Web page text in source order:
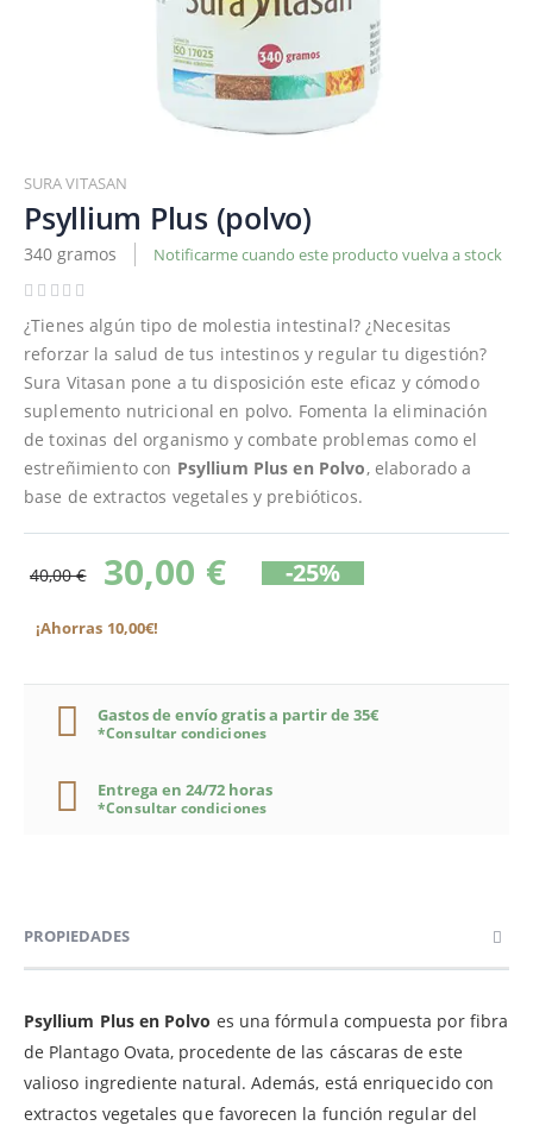
al
comienzo
de
la
galería
imágenes
SURA VITASAN
Psyllium Plus (polvo)
340 gramos Notificarme cuando este producto vuelva a stock
¿Tienes algún tipo de molestia intestinal? ¿Necesitas
reforzar la salud de tus intestinos y regular tu digestión?
Sura Vitasan pone a tu disposición este eficaz y cómodo
suplemento nutricional en polvo. Fomenta la eliminación
de toxinas del organismo y combate problemas como el
estreñimiento con Psyllium Plus en Polvo, elaborado a
base de extractos vegetales y prebióticos.
40,00 € 30,00 € -25%
¡Ahorras 10,00€!
Gastos de envío gratis a partir de 35€
*Consultar condiciones
Entrega en 24/72 horas
*Consultar condiciones
PROPIEDADES
Psyllium Plus en Polvo es una fórmula compuesta por fibra
de Plantago Ovata, procedente de las cáscaras de este
valioso ingrediente natural. Además, está enriquecido con
extractos vegetales que favorecen la función regular del